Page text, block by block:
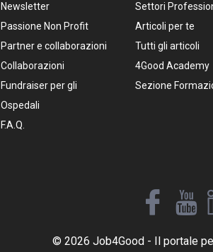
Newsletter
Passione Non Profit
Partner e collaborazioni
Collaborazioni
Fundraiser per gli
Ospedali
F.A.Q.
Settori
Articoli per te
Tutti gli articoli
4Good Academy
Sezione
© 2026 Job4Good - Il portale